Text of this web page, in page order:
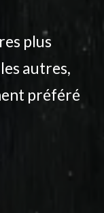
plus
autres,
préféré